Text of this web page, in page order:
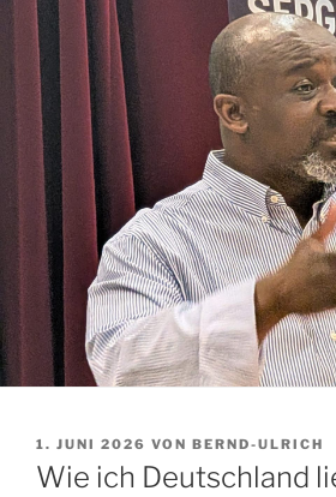
VERÖFFENTLICHT
AM
1. JUNI 2026 VON BERND-ULRICH
Wie ich Deutschland